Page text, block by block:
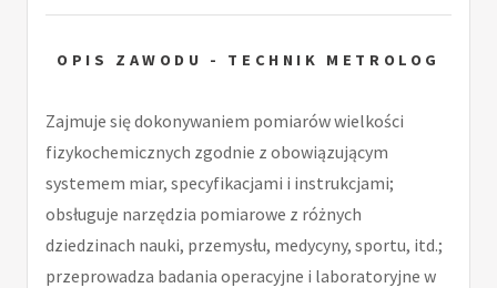
OPIS ZAWODU - TECHNIK METROLOG
Zajmuje się dokonywaniem pomiarów wielkości
fizykochemicznych zgodnie z obowiązującym
systemem miar, specyfikacjami i instrukcjami;
obsługuje narzędzia pomiarowe z różnych
dziedzinach nauki, przemysłu, medycyny, sportu, itd.;
przeprowadza badania operacyjne i laboratoryjne w